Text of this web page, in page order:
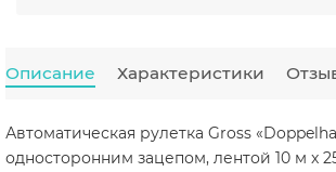
Описание Характеристики
Автоматическая рулетка Gross
односторонним зацепом, лентой 10 м x